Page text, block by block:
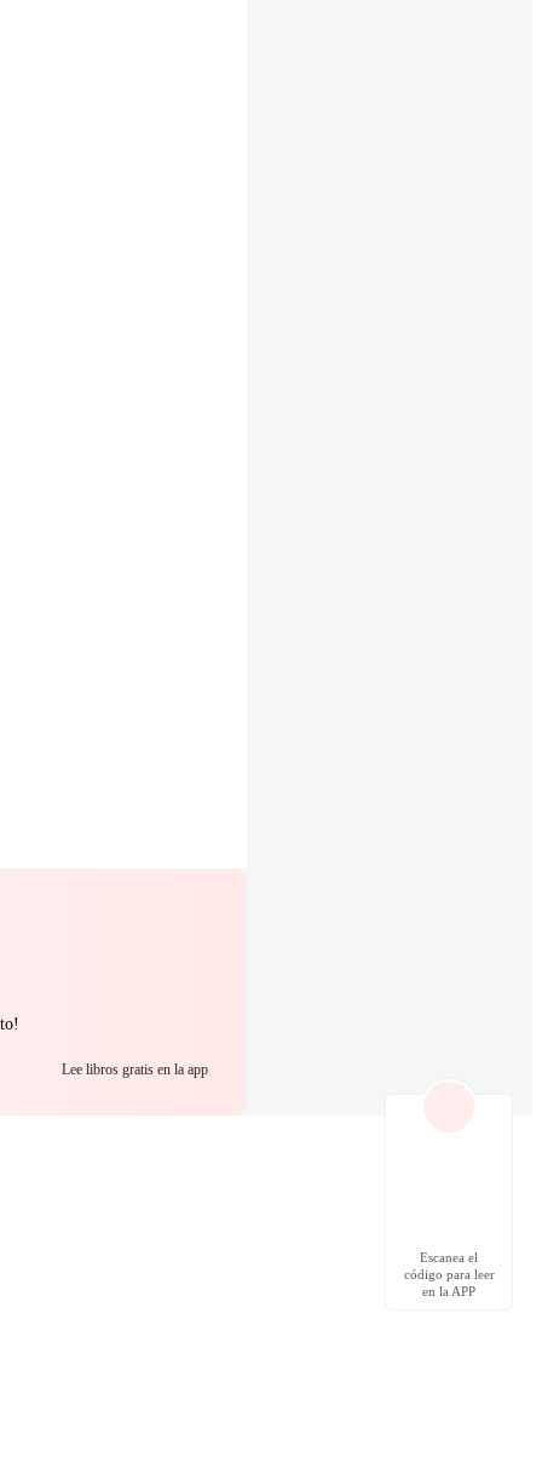
Lee libros gratis en la app
Escanea el
código para leer
en la APP